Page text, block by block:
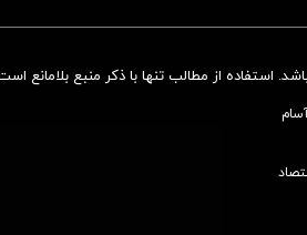
استفاده از مطالب تنها با ذکر منبع بلامانع